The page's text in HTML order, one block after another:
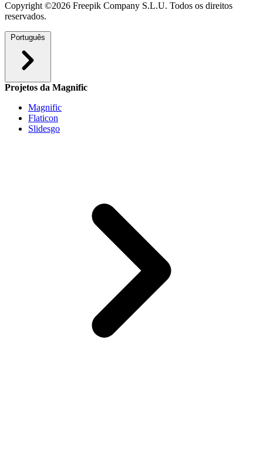
Copyright ©2026 Freepik Company S.L.U. Todos os direitos
reservados.
Português
Projetos da Magnific
Magnific
Flaticon
Slidesgo